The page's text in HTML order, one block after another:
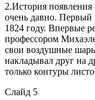
2.История
очень давно.
1824 году. Впервые
профессором
свои воздушные
накладывал друг на
только контуры
Слайд 5